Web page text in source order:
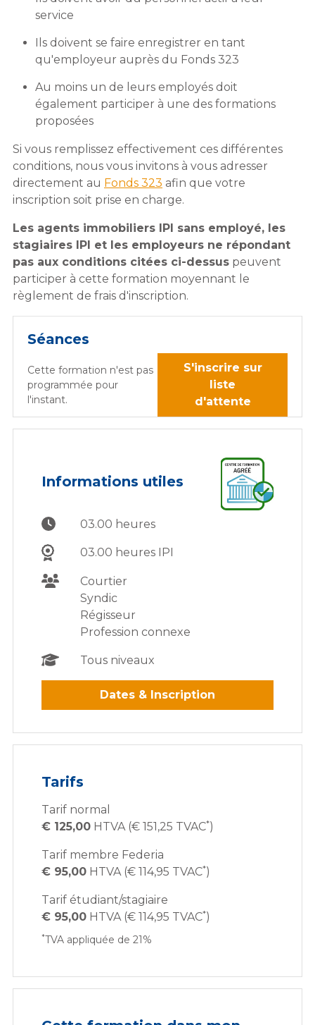
service
Ils doivent se faire enregistrer en tant
qu'employeur auprès du Fonds 323
Au moins un de leurs employés doit
également participer à une des formations
proposées
Si vous remplissez effectivement ces différentes
conditions, nous vous invitons à vous adresser
directement au Fonds 323 afin que votre
inscription soit prise en charge.
Les agents immobiliers IPI sans employé, les
stagiaires IPI et les employeurs ne répondant
pas aux conditions citées ci-dessus peuvent
participer à cette formation moyennant le
règlement de frais d'inscription.
Séances
Cette formation n'est pas
programmée pour
l'instant.
S'inscrire sur
liste
d'attente
Informations utiles
03.00 heures
03.00 heures IPI
Courtier
Syndic
Régisseur
Profession connexe
Tous niveaux
Dates & Inscription
Tarifs
Tarif normal
€ 125,00 HTVA (€ 151,25 TVAC*)
Tarif membre Federia
€ 95,00 HTVA (€ 114,95 TVAC*)
Tarif étudiant/stagiaire
€ 95,00 HTVA (€ 114,95 TVAC*)
*TVA appliquée de 21%